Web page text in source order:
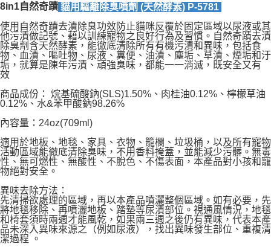
便利好安心！
２．便利：只要手機號碼，簡訊認證，即可結帳。
３．安心：先確認商品／服務後，再付款。
【「AFTEE先享後付」結帳流程】
１．於結帳方式選擇「AFTEE先享後付」後，將跳轉至「AFTEE先享後付」
２．訂單成立數日內，您將收到繳費通知簡訊。
３．收到繳費通知簡訊後14天內，點擊此簡訊中的連結，可透過四大超商／
※ 請注意：結帳手續完成當下不需立刻繳費，但若您需要取消訂單，請聯絡
購買商品的店家。未經商家同意取消之訂單仍視為有效，需透過AFTEE先享
後付繳納相關費用。
※ 交易是否成功請以「AFTEE先享後付 」之結帳頁面顯示為準，若有關於
是否繳費成功／繳費後需取消欲退款等相關疑問，請聯繫「AFTEE先享後付
【注意事項】
１．透過由恩沛科技股份有限公司提供之「AFTEE先享後付」服務完成之交
易，需依本服務之必要範圍內提供個人資料，並將交易相關給付款項請求債
權轉讓予恩沛科技股份有限公司。
２．關於個人資料處理事宜，請瀏覽以下網址：
運送方式
宅配
每筆NT$110，滿NT$1,500(含以上)免運費
每筆NT$360
宅配【偏遠地區-依黑貓物流所公告地區為主】
每筆NT$250
8in1自然奇蹟 貓用驅離除臭噴劑 (天然酵素) P-5781
使用自然奇蹟去漬除臭功效防止貓咪反覆於固定區域以尿液或其
他污漬做記號、藉以訓練寵物之良好行為及習慣。自然奇蹟去漬
除臭劑含天然酵素，能徹底清除所有有機污漬和異味，包括食
物、血漬、嘔吐物、尿液、糞便、油漬、塵垢、草漬、煙垢和汙
垢，就算是陳年污漬、頑強臭味，都能一一消滅，既安全又有
效
商品成份： 烷基硫酸鈉(SLS)1.50%、肉桂油0.12%、檸檬草油
0.12%、水&苯甲酸鈉98.26%
內容量：24oz(709ml)
適用於地板、地毯、家具、衣物、籠欄、垃圾桶，以及所有寵物
活動區域能徹底清除臭味，不用香料掩蓋，並能減少污髒。無毒
性、無可燃性、無酸性、不脫色、不傷表面，本產品對小孩和寵
物絕對安全。
異味去除方法：
先清掃欲處理的區域，再以本產品噴灑整個區域。如有必要，先
將地毯移除、再噴灑地板、踏墊等尿漬部位。視通風情況，地毯
和椅套須時兩週才能風乾，如果兩三週之後仍有異味，代表本產
品未深入異味來源之（例如尿液），找出異味發生部位、重複清
潔過程 。